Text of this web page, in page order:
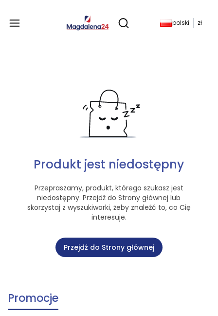
Otwórz wyszukiwarkę
Produkty w
polski zł
Produkt jest niedostępny
Przepraszamy, produkt, którego szukasz jest
niedostępny. Przejdź do Strony głównej lub
skorzystaj z wyszukiwarki, żeby znaleźć to, co Cię
interesuje.
Przejdź do Strony głównej
Promocje